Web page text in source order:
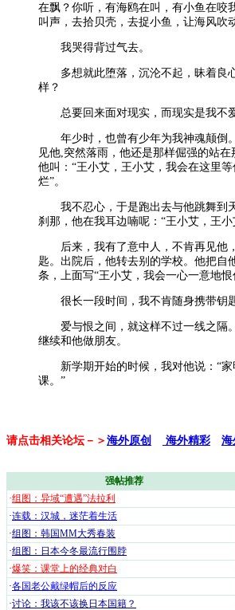
在飘？你听，有海鸥在叫，有小鱼在咬
叫声，去拾贝壳，去捉小鱼，让海风吹
我哭得背过气去。
多想就此堕落，沉沦不起，昧着良
样？
总要回来面对现实，而现实是我不爱
年少时，也曾有少年为我神魂颠倒
见他,突然落雨，他还是那样倔强的站
他叫：“王小艾，王小艾，我会在这里
烂”。
我不忍心，于是跑出去与他跳舞到
刹那，他在我耳边喃呢：“王小艾，王
后来，我有了意中人，不肯再见他
匙。出院后，他转去别的学校。他把自
条，上面写“王小艾，我会一心一意地
很长一段时间，我不肯随身携带钥匙
爱与恨之间，就这样不过一线之隔
继续和他做朋友。
新学期开始的时候，我对他说：“家
课。”
请点击相关论坛－＞ 海外原创 海外精彩 海
强帖推荐
·组图：异域“遭遇”法拉利
·连载：汉城，迷茫着生活
·组图：韩国MM大秀春装
·组图：日本今冬最流行围脖
·爆笑：课堂上的经典对白
·各国老公戴绿帽后的反应
·讨论：我该不该换日本国籍？